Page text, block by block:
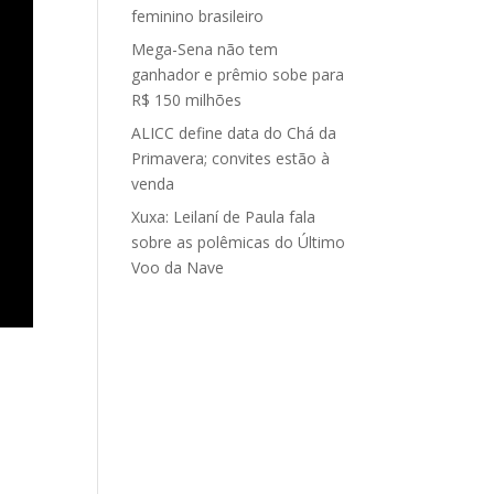
feminino brasileiro
Mega-Sena não tem
ganhador e prêmio sobe para
R$ 150 milhões
ALICC define data do Chá da
Primavera; convites estão à
venda
Xuxa: Leilaní de Paula fala
sobre as polêmicas do Último
Voo da Nave